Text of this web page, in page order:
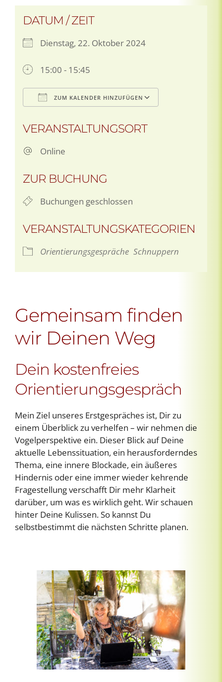
DATUM / ZEIT
Dienstag, 22. Oktober 2024
15:00 - 15:45
ZUM KALENDER HINZUFÜGEN
VERANSTALTUNGSORT
Online
ZUR BUCHUNG
Buchungen geschlossen
VERANSTALTUNGSKATEGORIEN
Orientierungsgespräche Schnuppern
Gemeinsam finden
wir Deinen Weg
Dein kostenfreies
Orientierungsgespräch
Mein Ziel unseres Erstgespräches ist, Dir zu
einem Überblick zu verhelfen – wir nehmen die
Vogelperspektive ein. Dieser Blick auf Deine
aktuelle Lebenssituation, ein herausforderndes
Thema, eine innere Blockade, ein äußeres
Hindernis oder eine immer wieder kehrende
Fragestellung verschafft Dir mehr Klarheit
darüber, um was es wirklich geht. Wir schauen
hinter Deine Kulissen. So kannst Du
selbstbestimmt die nächsten Schritte planen.